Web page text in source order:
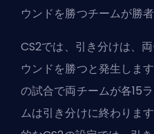
ウンドを勝つチームが勝
CS2では、引き分けは、
ウンドを勝つと発生しま
の試合で両チームが各15
ムは引き分けに終わりま